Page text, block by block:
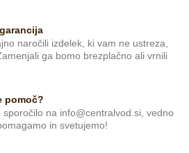
naročili izdelek, ki vam ne ustreza,
ga bomo brezplačno ali vrnili
pomoč?
sporočilo na info@centralvod.si, vedno
in svetujemo!